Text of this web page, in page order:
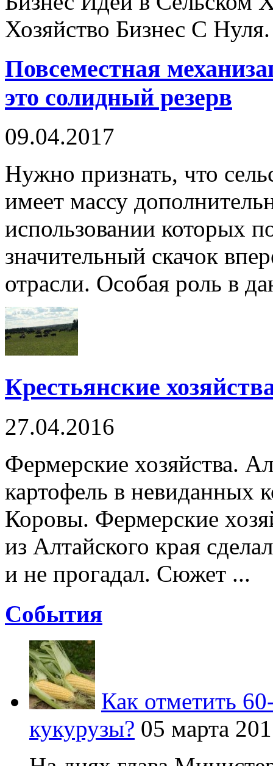
Хозяйство Бизнес С
Повсеместная
это солидный резерв
09.04.2017
Нужно признать, что
имеет массу
использовании которых
значительный скачок
отрасли. Особая роль в
Крестьянские
27.04.2016
Фермерские хозяйства.
картофель в невиданных
Коровы. Фермерские
из Алтайского края
и не прогадал. Сюжет ...
Cобытия
Как отметить
кукурузы? 05 марта